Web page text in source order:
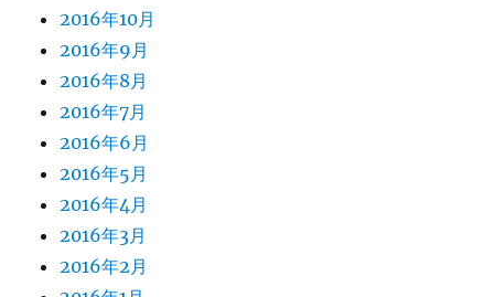
2016年10月
2016年9月
2016年8月
2016年7月
2016年6月
2016年5月
2016年4月
2016年3月
2016年2月